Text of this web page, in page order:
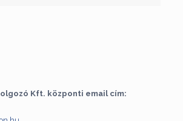
Kft. központi email cím: